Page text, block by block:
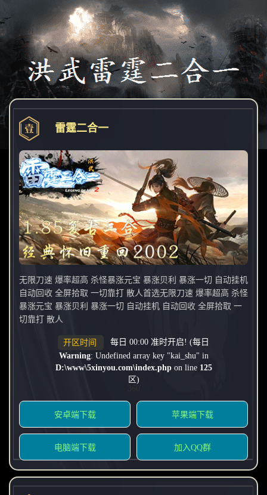
雷霆二合一
无限刀速 爆率超高 杀怪暴涨元宝 暴涨贝利 暴涨一切 自动挂机
自动回收 全屏拾取 一切靠打 散人首选无限刀速 爆率超高 杀怪
暴涨元宝 暴涨贝利 暴涨一切 自动挂机 自动回收 全屏拾取 一
切靠打 散人
开区时间
每日 00:00 准时开启! (每日
Warning: Undefined array key "kai_shu" in
D:\www\5xinyou.com\index.phpon line 125
区)
安卓端下载 苹果端下载
电脑端下载 加入QQ群